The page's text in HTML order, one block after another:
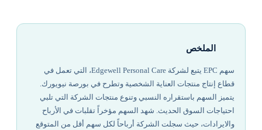
الملخص
سهم EPC يتبع لشركة Edgewell Personal Care، التي تعمل في
قطاع إنتاج منتجات العناية الشخصية وتطرح في بورصة نيويورك.
يتميز السهم باستقراره النسبي وتنوع منتجات الشركة التي تلبي
احتياجات السوق الحديث. شهد السهم مؤخراً تقلبات في الأرباح
والايرادات، حيث سجلت الشركة أرباحاً لكل سهم أقل من المتوقع